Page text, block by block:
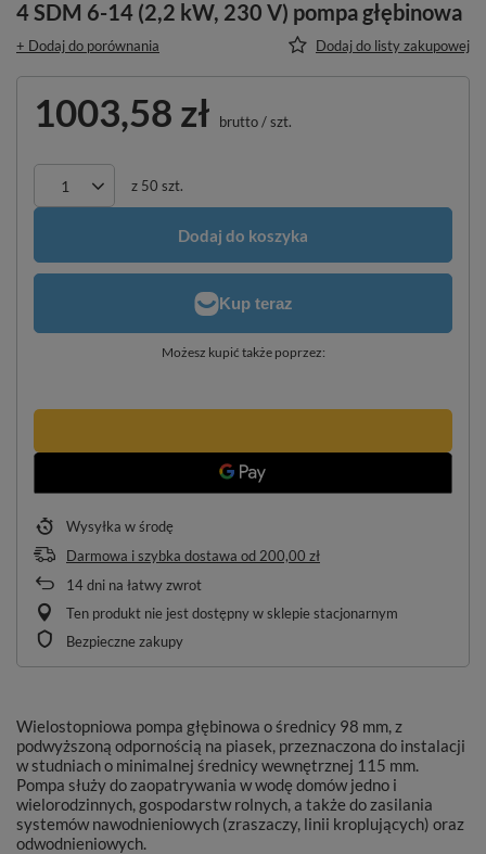
4 SDM 6-14 (2,2 kW, 230 V) pompa głębinowa
+ Dodaj do porównania Dodaj do listy zakupowej
1003,58 zł brutto/szt.
z 50 szt.
Dodaj do koszyka
Możesz kupić także poprzez:
Wysyłka w środę
Darmowa i szybka dostawa od 200,00 zł
14dni na łatwy zwrot
Ten produkt nie jest dostępny w sklepie stacjonarnym
Bezpieczne zakupy
Wielostopniowa pompa głębinowa o średnicy 98 mm, z
podwyższoną odpornością na piasek, przeznaczona do instalacji
w studniach o minimalnej średnicy wewnętrznej 115 mm.
Pompa służy do zaopatrywania w wodę domów jedno i
wielorodzinnych, gospodarstw rolnych, a także do zasilania
systemów nawodnieniowych (zraszaczy, linii kroplujących) oraz
odwodnieniowych.